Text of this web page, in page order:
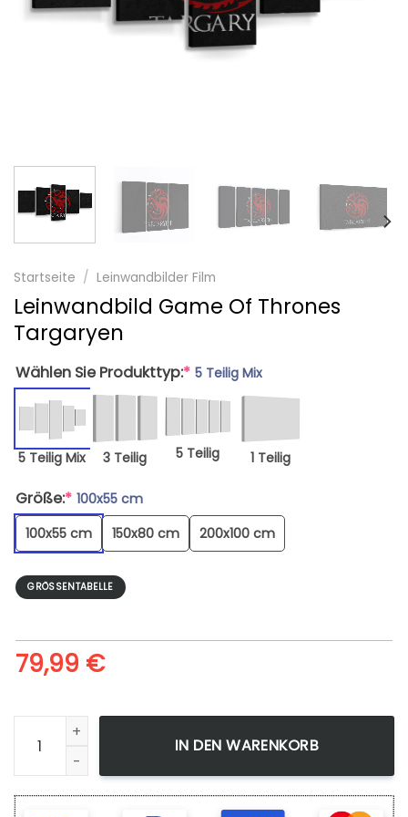
Startseite / Leinwandbilder Film
Leinwandbild Game Of Thrones
Targaryen
Wählen Sie Produkttyp:* 5 Teilig Mix
5 Teilig Mix 3 Teilig 5 Teilig 1 Teilig
Größe:* 100x55 cm
100x55 cm
150x80 cm 200x100 cm
GRÖSSENTABELLE
79,99 €
Leinwandbild Game Of Thrones Targaryen Menge
IN DEN WARENKORB